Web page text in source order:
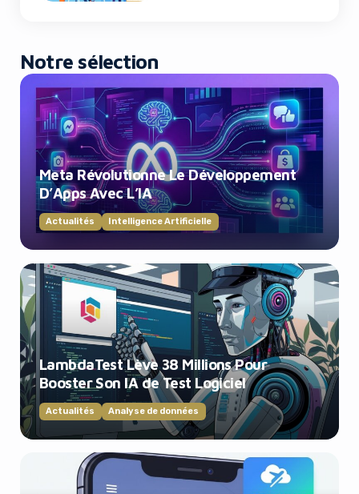
Notre sélection
Meta Révolutionne Le Développement
D’Apps Avec L’IA
Actualités Intelligence Artificielle
LambdaTest Lève 38 Millions Pour
Booster Son IA de Test Logiciel
Actualités Analyse de données